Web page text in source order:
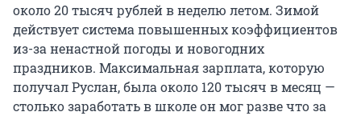
около 20 тысяч рублей в неделю летом. Зимой
действует система повышенных коэффициентов
из-за ненастной погоды и новогодних
праздников. Максимальная зарплата, которую
получал Руслан, была около 120 тысяч в месяц —
столько заработать в школе он мог разве что за